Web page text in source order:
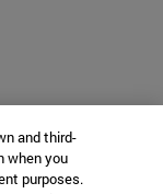
and third-
when you
purposes.